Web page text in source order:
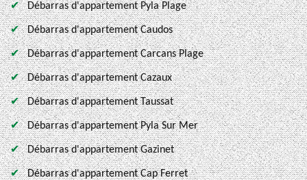
Débarras d'appartement Pyla Plage
Débarras d'appartement Caudos
Débarras d'appartement Carcans Plage
Débarras d'appartement Cazaux
Débarras d'appartement Taussat
Débarras d'appartement Pyla Sur Mer
Débarras d'appartement Gazinet
Débarras d'appartement Cap Ferret